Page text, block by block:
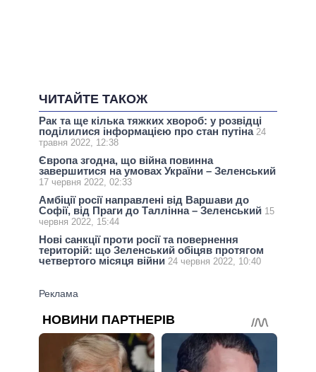
ЧИТАЙТЕ ТАКОЖ
Рак та ще кілька тяжких хвороб: у розвідці
поділилися інформацією про стан путіна 24
травня 2022, 12:38
Європа згодна, що війна повинна
завершитися на умовах України – Зеленський
17 червня 2022, 02:33
Амбіції росії направлені від Варшави до
Софії, від Праги до Таллінна – Зеленський 15
червня 2022, 15:44
Нові санкції проти росії та повернення
територій: що Зеленський обіцяв протягом
четвертого місяця війни 24 червня 2022, 10:40